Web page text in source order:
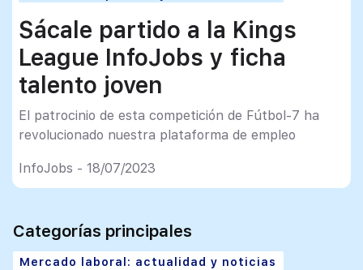
Sácale partido a la Kings
League InfoJobs y ficha
talento joven
El patrocinio de esta competición de Fútbol-7 ha
revolucionado nuestra plataforma de empleo
InfoJobs - 18/07/2023
Categorías principales
Mercado laboral: actualidad y noticias